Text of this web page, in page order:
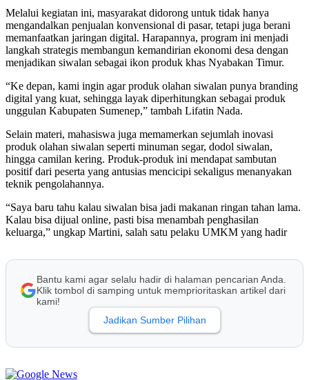
Melalui kegiatan ini, masyarakat didorong untuk tidak hanya
mengandalkan penjualan konvensional di pasar, tetapi juga berani
memanfaatkan jaringan digital. Harapannya, program ini menjadi
langkah strategis membangun kemandirian ekonomi desa dengan
menjadikan siwalan sebagai ikon produk khas Nyabakan Timur.
“Ke depan, kami ingin agar produk olahan siwalan punya branding
digital yang kuat, sehingga layak diperhitungkan sebagai produk
unggulan Kabupaten Sumenep,” tambah Lifatin Nada.
Selain materi, mahasiswa juga memamerkan sejumlah inovasi
produk olahan siwalan seperti minuman segar, dodol siwalan,
hingga camilan kering. Produk-produk ini mendapat sambutan
positif dari peserta yang antusias mencicipi sekaligus menanyakan
teknik pengolahannya.
“Saya baru tahu kalau siwalan bisa jadi makanan ringan tahan lama.
Kalau bisa dijual online, pasti bisa menambah penghasilan
keluarga,” ungkap Martini, salah satu pelaku UMKM yang hadir
Bantu kami agar selalu hadir di halaman pencarian Anda.
Klik tombol di samping untuk memprioritaskan artikel dari
kami!
Jadikan Sumber Pilihan